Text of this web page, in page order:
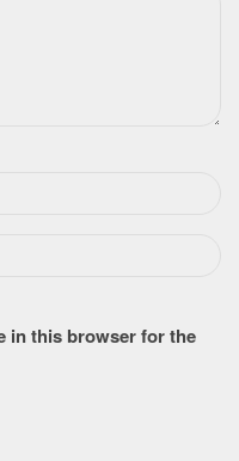
in this browser for the